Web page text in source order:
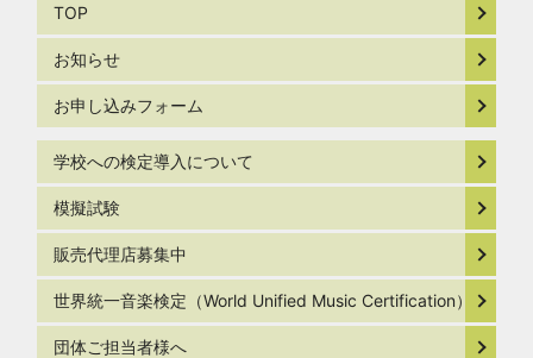
TOP
お知らせ
お申し込みフォーム
学校への検定導入について
模擬試験
販売代理店募集中
世界統一音楽検定（World Unified Music Certification）
団体ご担当者様へ